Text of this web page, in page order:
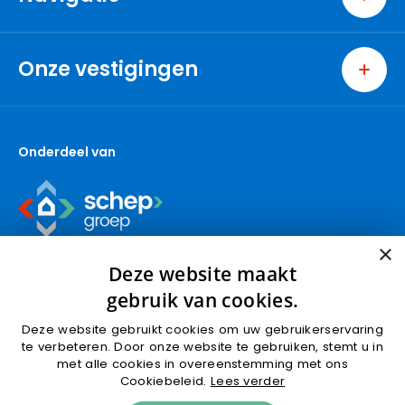
Home
Bedrijven
Nieuwbouw
Contact
Onze vestigingen
Ridderkerk
Capelle aan den IJssel
Den Haag
Gouda (wonen)
Gouda (bedrijven)
Pijnacker
Rotterdam
Onderdeel van
Algemene voorwaarden
Privacyverklaring
Cookies
×
Deze website maakt
gebruik van cookies.
Deze website gebruikt cookies om uw gebruikerservaring
te verbeteren. Door onze website te gebruiken, stemt u in
met alle cookies in overeenstemming met ons
Cookiebeleid. Lees verder